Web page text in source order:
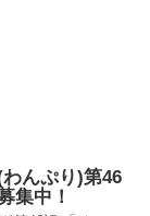
んぷり)第46
集中！